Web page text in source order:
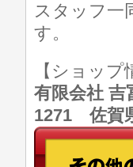
スタッフ一
す。
【ショッ
有限会社
1271 佐賀